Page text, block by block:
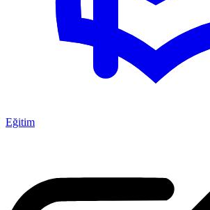
Eğitim